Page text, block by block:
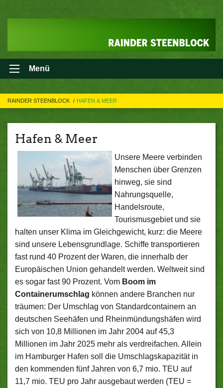
Menü
RAINDER STEENBLOCK HAFEN & MEER
Hafen & Meer
Unsere Meere verbinden
Menschen über Grenzen
hinweg, sie sind
Nahrungsquelle,
Handelsroute,
Tourismusgebiet und sie
halten unser Klima im Gleichgewicht, kurz: die Meere
sind unsere Lebensgrundlage. Schiffe transportieren
fast rund 40 Prozent der Waren, die innerhalb der
Europäischen Union gehandelt werden. Weltweit sind
es sogar fast 90 Prozent. Vom Boom im
Containerumschlag können andere Branchen nur
träumen: Der Umschlag von Standardcontainern an
deutschen Seehäfen und Rheinmündungshäfen wird
sich von 10,8 Millionen im Jahr 2004 auf 45,3
Millionen im Jahr 2025 mehr als verdreifachen. Allein
im Hamburger Hafen soll die Umschlagskapazität in
den kommenden fünf Jahren von 6,7 mio. TEU auf
11,7 mio. TEU pro Jahr ausgebaut werden (TEU =